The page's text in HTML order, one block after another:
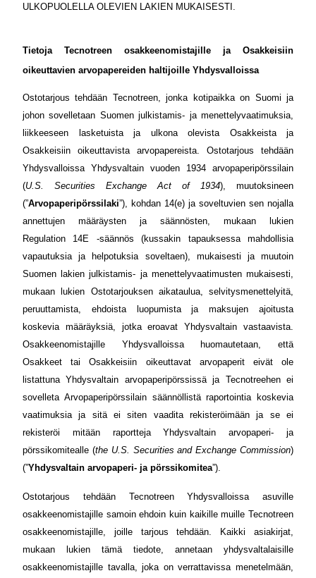
ULKOPUOLELLA OLEVIEN LAKIEN MUKAISESTI.
Tietoja Tecnotreen osakkeenomistajille ja Osakkeisiin
oikeuttavien arvopapereiden haltijoille Yhdysvalloissa
Ostotarjous tehdään Tecnotreen, jonka kotipaikka on Suomi ja
johon sovelletaan Suomen julkistamis- ja menettelyvaatimuksia,
liikkeeseen lasketuista ja ulkona olevista Osakkeista ja
Osakkeisiin oikeuttavista arvopapereista. Ostotarjous tehdään
Yhdysvalloissa Yhdysvaltain vuoden 1934 arvopaperipörssilain
(U.S. Securities Exchange Act of 1934), muutoksineen
(”Arvopaperipörssilaki”), kohdan 14(e) ja soveltuvien sen nojalla
annettujen määräysten ja säännösten, mukaan lukien
Regulation 14E -säännös (kussakin tapauksessa mahdollisia
vapautuksia ja helpotuksia soveltaen), mukaisesti ja muutoin
Suomen lakien julkistamis- ja menettelyvaatimusten mukaisesti,
mukaan lukien Ostotarjouksen aikataulua, selvitysmenettelyitä,
peruuttamista, ehdoista luopumista ja maksujen ajoitusta
koskevia määräyksiä, jotka eroavat Yhdysvaltain vastaavista.
Osakkeenomistajille Yhdysvalloissa huomautetaan, että
Osakkeet tai Osakkeisiin oikeuttavat arvopaperit eivät ole
listattuna Yhdysvaltain arvopaperipörssissä ja Tecnotreehen ei
sovelleta Arvopaperipörssilain säännöllistä raportointia koskevia
vaatimuksia ja sitä ei siten vaadita rekisteröimään ja se ei
rekisteröi mitään raportteja Yhdysvaltain arvopaperi- ja
pörssikomitealle (the U.S. Securities and Exchange Commission)
(”Yhdysvaltain arvopaperi- ja pörssikomitea”).
Ostotarjous tehdään Tecnotreen Yhdysvalloissa asuville
osakkeenomistajille samoin ehdoin kuin kaikille muille Tecnotreen
osakkeenomistajille, joille tarjous tehdään. Kaikki asiakirjat,
mukaan lukien tämä tiedote, annetaan yhdysvaltalaisille
osakkeenomistajille tavalla, joka on verrattavissa menetelmään,